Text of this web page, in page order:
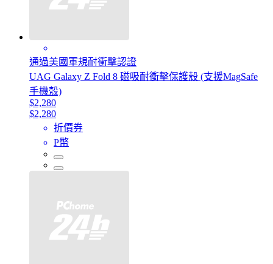
通過美國軍規耐衝擊認證
UAG Galaxy Z Fold 8 磁吸耐衝擊保護殼 (支援MagSafe
手機殼)
$2,280
$2,280
折價券
P幣